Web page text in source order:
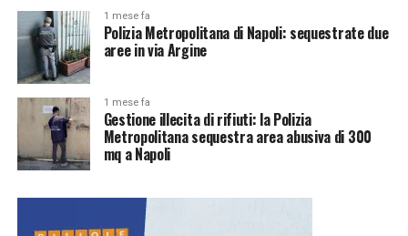
1 mese fa
Polizia Metropolitana di Napoli: sequestrate due
aree in via Argine
1 mese fa
Gestione illecita di rifiuti: la Polizia
Metropolitana sequestra area abusiva di 300
mq a Napoli